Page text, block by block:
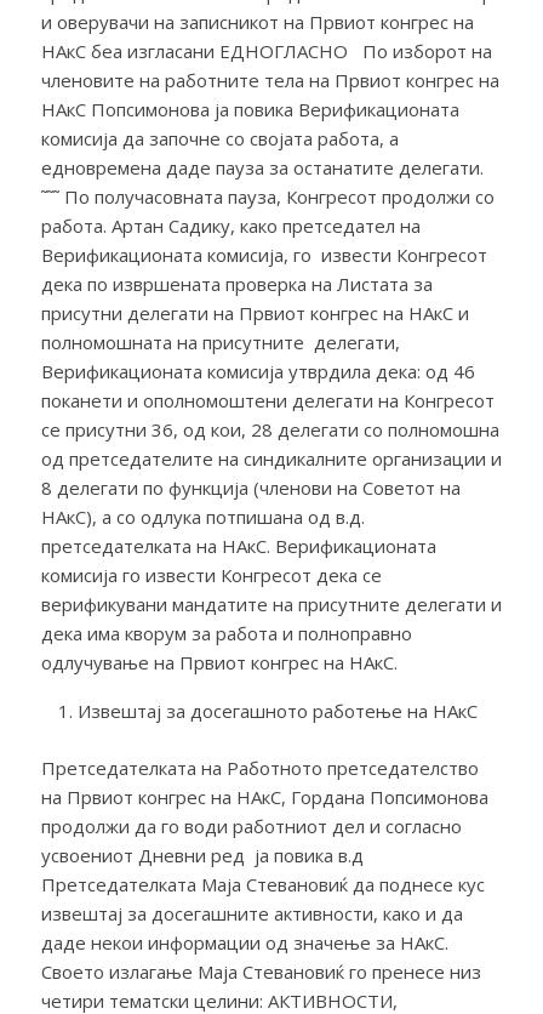
и оверувачи на записникот на Првиот конгрес на
НАкС беа изгласани ЕДНОГЛАСНО По изборот на
членовите на работните тела на Првиот конгрес на
НАкС Попсимонова ја повика Верификационата
комисија да започне со својата работа, а
едновремена даде пауза за останатите делегати.
῀῀῀ По получасовната пауза, Конгресот продолжи со
работа. Артан Садику, како претседател на
Верификационата комисија, го извести Конгресот
дека по извршената проверка на Листата за
присутни делегати на Првиот конгрес на НАкС и
полномошната на присутните делегати,
Верификационата комисија утврдила дека: од 46
поканети и ополномоштени делегати на Конгресот
се присутни 36, од кои, 28 делегати со полномошна
од претседателите на синдикалните организации и
8 делегати по функција (членови на Советот на
НАкС), а со одлука потпишана од в.д.
претседателката на НАкС. Верификационата
комисија го извести Конгресот дека се
верификувани мандатите на присутните делегати и
дека има кворум за работа и полноправно
одлучување на Првиот конгрес на НАкС.
Извештај за досегашното работење на НАкС
Претседателката на Работното претседателство
на Првиот конгрес на НАкС, Гордана Попсимонова
продолжи да го води работниот дел и согласно
усвоениот Дневни ред ја повика в.д
Претседателката Маја Стевановиќ да поднесе кус
извештај за досегашните активности, како и да
даде некои информации од значење за НАкС.
Своето излагање Маја Стевановиќ го пренесе низ
четири тематски целини: АКТИВНОСТИ,